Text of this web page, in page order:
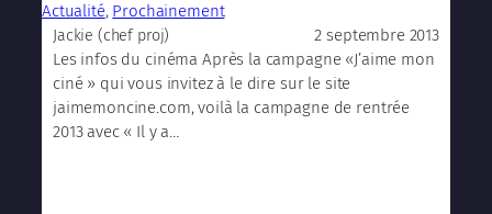
Actualité, Prochainement
Jackie (chef proj)
2 septembre 2013
Les infos du cinéma Après la campagne «J’aime mon
ciné » qui vous invitez à le dire sur le site
jaimemoncine.com, voilà la campagne de rentrée
2013 avec « Il y a…